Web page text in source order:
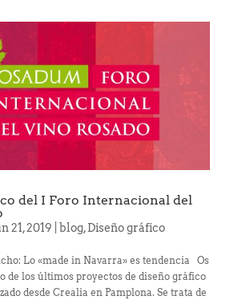
del I Foro Internacional del
21, 2019 blog,Diseño gráfico
Lo «made in Navarra» es tendencia Os
de los últimos proyectos de diseño gráfico
desde Crealia en Pamplona. Se trata de